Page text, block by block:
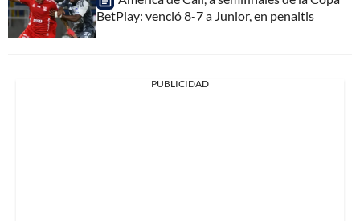
BetPlay: venció 8-7 a Junior, en penaltis
PUBLICIDAD